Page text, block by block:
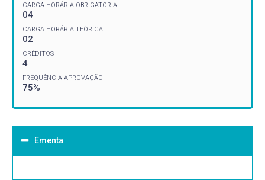
CARGA HORÁRIA OBRIGATÓRIA
04
CARGA HORÁRIA TEÓRICA
02
CRÉDITOS
4
FREQUÊNCIA APROVAÇÃO
75%
Ementa